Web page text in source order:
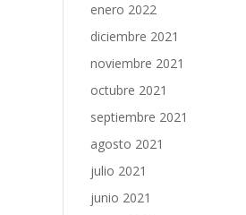
enero 2022
diciembre 2021
noviembre 2021
octubre 2021
septiembre 2021
agosto 2021
julio 2021
junio 2021